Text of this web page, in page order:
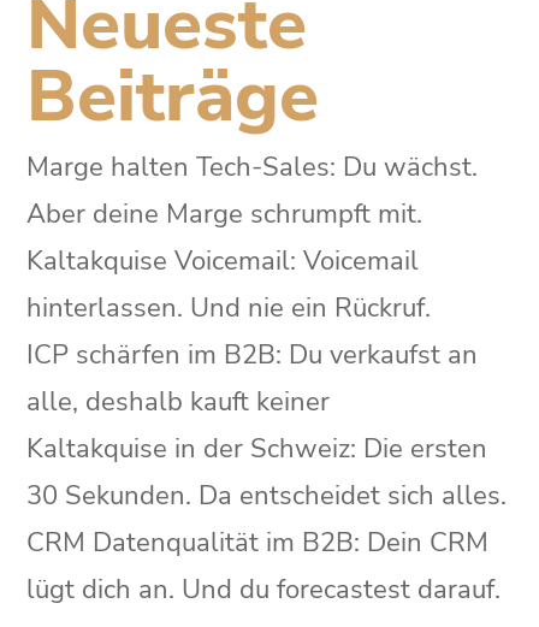
Neueste
Beiträge
Marge halten Tech-Sales: Du wächst.
Aber deine Marge schrumpft mit.
Kaltakquise Voicemail: Voicemail
hinterlassen. Und nie ein Rückruf.
ICP schärfen im B2B: Du verkaufst an
alle, deshalb kauft keiner
Kaltakquise in der Schweiz: Die ersten
30 Sekunden. Da entscheidet sich alles.
CRM Datenqualität im B2B: Dein CRM
lügt dich an. Und du forecastest darauf.